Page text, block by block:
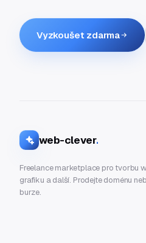
Vyzkoušet zdarma
web-clever.
Freelance marketplace pro tvorbu
grafiku a další. Prodejte doménu
burze.